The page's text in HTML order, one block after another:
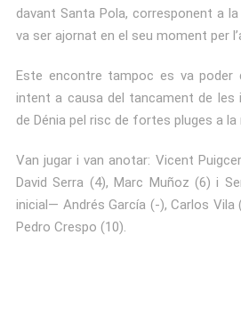
davant Santa Pola, corresponent a
va ser ajornat en el seu moment per
Este encontre tampoc es va poder
intent a causa del tancament de les
de Dénia pel risc de fortes pluges a
Van jugar i van anotar: Vicent
David Serra (4), Marc Muñoz (6) i
inicial— Andrés García (-), Carlos Vila
Pedro Crespo (10).